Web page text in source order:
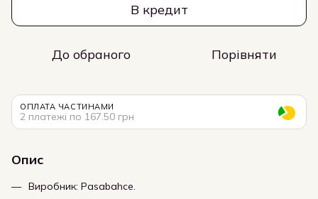
В кредит
До обраного Порівняти
ОПЛАТА ЧАСТИНАМИ
2 платежі по 167.50 грн
Опис
Виробник: Pasabahce.